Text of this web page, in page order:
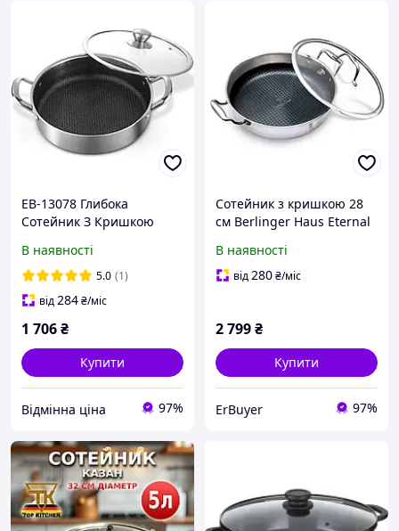
EB-13078 Глибока
Сотейник З Кришкою
Дно
В наявності
5.0 (1)
від284₴/міс
1 706₴
Купити
Відмінна ціна 97%
Сотейник з кришкою 28
см Berlinger Haus Eternal
В наявності
від280₴/міс
2 799₴
Купити
ErBuyer 97%